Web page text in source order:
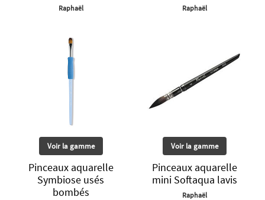
Raphaël Raphaël
Voir la gamme
Pinceaux aquarelle
Symbiose usés
bombés
Voir la gamme
Pinceaux aquarelle
mini Softaqua lavis
Raphaël